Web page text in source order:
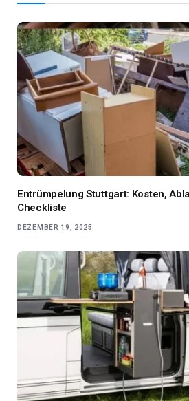
Entrümpelung Stuttgart: Kosten,
Checkliste
DEZEMBER 19, 2025